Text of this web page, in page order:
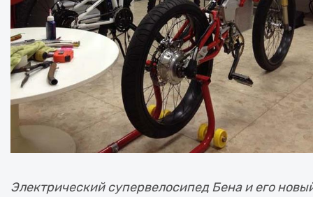
Электрический супервелосипед Бена и его